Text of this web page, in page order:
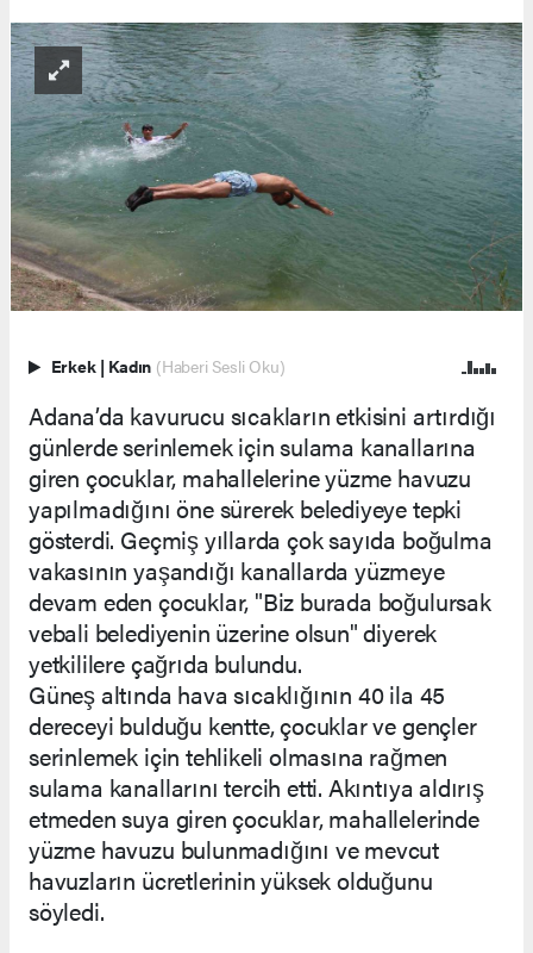
Erkek | Kadın (Haberi Sesli Oku)
Adana’da kavurucu sıcakların etkisini artırdığı
günlerde serinlemek için sulama kanallarına
giren çocuklar, mahallelerine yüzme havuzu
yapılmadığını öne sürerek belediyeye tepki
gösterdi. Geçmiş yıllarda çok sayıda boğulma
vakasının yaşandığı kanallarda yüzmeye
devam eden çocuklar, "Biz burada boğulursak
vebali belediyenin üzerine olsun" diyerek
yetkililere çağrıda bulundu.
Güneş altında hava sıcaklığının 40 ila 45
dereceyi bulduğu kentte, çocuklar ve gençler
serinlemek için tehlikeli olmasına rağmen
sulama kanallarını tercih etti. Akıntıya aldırış
etmeden suya giren çocuklar, mahallelerinde
yüzme havuzu bulunmadığını ve mevcut
havuzların ücretlerinin yüksek olduğunu
söyledi.